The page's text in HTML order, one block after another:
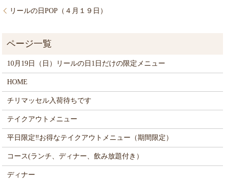
リールの日POP（４月１９日）
10月19日（日）リールの日1日だけの限定メニュー
HOME
チリマッセル入荷待ちです
テイクアウトメニュー
平日限定‼お得なテイクアウトメニュー（期間限定）
コース(ランチ、ディナー、飲み放題付き）
ディナー